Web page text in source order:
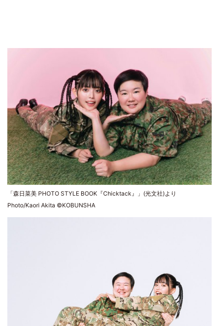
「森日菜美 PHOTO STYLE BOOK『Chicktack』」(光文社)より
Photo/Kaori Akita ©KOBUNSHA